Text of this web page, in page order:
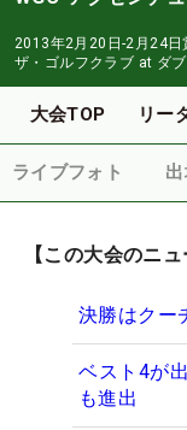
2013年2月20日-2月24日
ザ・ゴルフクラブ at ダ
大会TOP リー
ライブフォト
【この大会のニュ
決勝はクー
ベスト4が
も進出